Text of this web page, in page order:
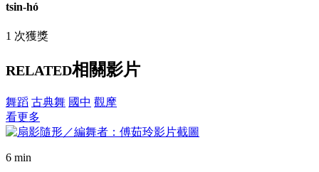
tsin-hó
1 次獲獎
RELATED相關影片
舞蹈 古典舞 國中 觀摩
看更多
6 min